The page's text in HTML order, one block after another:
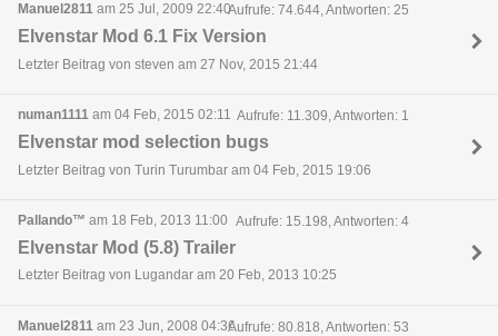
Manuel2811 am 25 Jul, 2009 22:40Aufrufe: 74.644, Antworten: 25
Elvenstar Mod 6.1 Fix Version
Letzter Beitrag von steven am 27 Nov, 2015 21:44
numan1111 am 04 Feb, 2015 02:11 Aufrufe: 11.309, Antworten: 1
Elvenstar mod selection bugs
Letzter Beitrag von Turin Turumbar am 04 Feb, 2015 19:06
Pallando™ am 18 Feb, 2013 11:00 Aufrufe: 15.198, Antworten: 4
Elvenstar Mod (5.8) Trailer
Letzter Beitrag von Lugandar am 20 Feb, 2013 10:25
Manuel2811 am 23 Jun, 2008 04:36Aufrufe: 80.818, Antworten: 53